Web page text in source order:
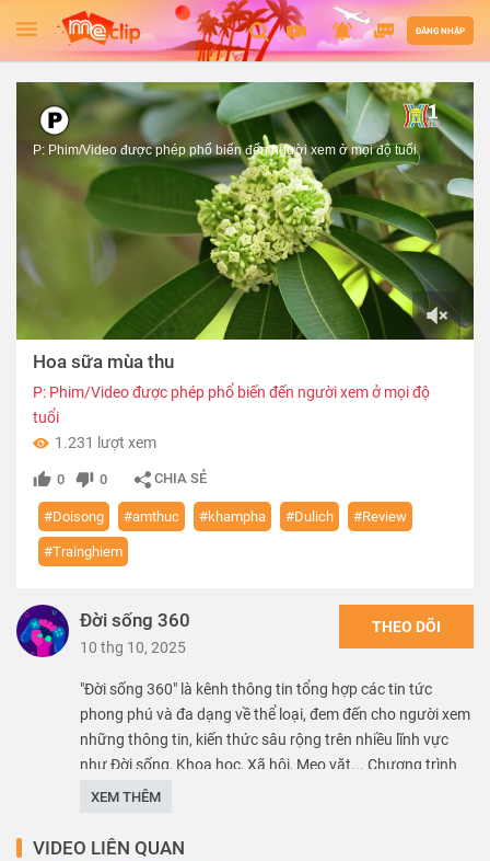
ĐĂNG NHẬP
P: Phim/Video được phép phổ biến đến người xem ở mọi độ tuổi
Hoa sữa mùa thu
P: Phim/Video được phép phổ biến đến người xem ở mọi độ
tuổi
1.231 lượt xem
0 0 CHIA SẺ
#Doisong #amthuc #khampha #Dulich #Review
#Trainghiem
Đời sống 360
10 thg 10, 2025
THEO DÕI
"Đời sống 360" là kênh thông tin tổng hợp các tin tức
phong phú và đa dạng về thể loại, đem đến cho người xem
những thông tin, kiến thức sâu rộng trên nhiều lĩnh vực
như Đời sống, Khoa học, Xã hội, Mẹo vặt... Chương trình
“Du lịch và ẩm thực” là những “lát cắt” nhỏ về cuộc sống
yêu Thủ đô những cảm xúc lắng đọng nhất.
XEM THÊM
VIDEO LIÊN QUAN